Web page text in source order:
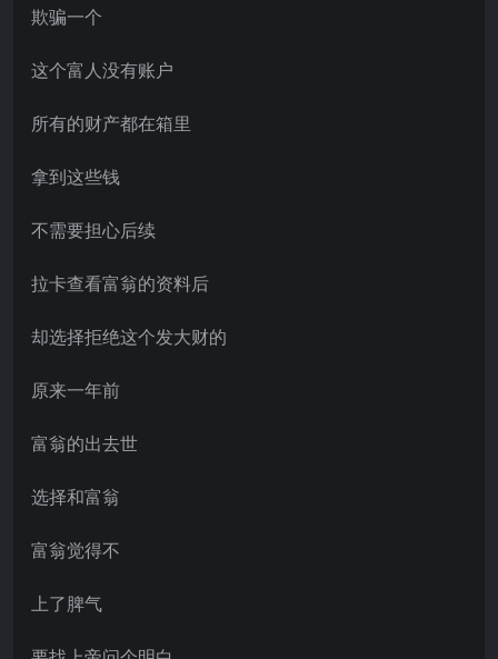
欺骗一个
这个富人没有账户
所有的财产都在箱里
拿到这些钱
不需要担心后续
拉卡查看富翁的资料后
却选择拒绝这个发大财的
原来一年前
富翁的出去世
选择和富翁
富翁觉得不
上了脾气